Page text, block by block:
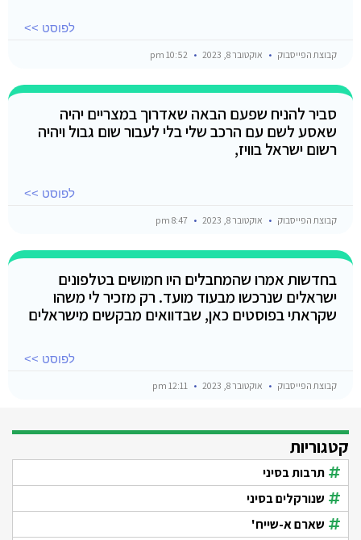
לפוסט >>
קבוצת הפייסבוק אוקטובר 8, 2023
סביר להניח שפעם הבאה שאדרוך במצריים יהיה
שאסע לשם עם הרכב שלי בלי לעבור שום גבול ויהיה
רשום ישראל בוויז,
לפוסט >>
קבוצת הפייסבוק אוקטובר 8, 2023
בחדשות אמרו שהמחבלים היו חמושים בטלפונים
ישראלים שנרכשו מבעוד מועד. רק מזכיר לי משהו
שקראתי בפוסטים כאן, שבדוואים מבקשים מישראלים
לפוסט >>
קבוצת הפייסבוק אוקטובר 8, 2023
קטגוריות
תרבות בסיני
שנורקלים בסיני
שארם א-שייח'